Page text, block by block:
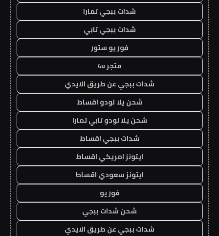
شدات ببجي تمارا
شدات ببجي تابي
فور يو ستور
متجر 4u
شدات ببجي عن طريق الايدي
شحن يلا لودو اقساط
شحن يلا لودو تابي تمارا
شدات ببجي اقساط
ايتونز امريكي اقساط
ايتونز سعودي اقساط
فور يو
شحن شدات ببجي
شدات ببجي عن طريق الايدي